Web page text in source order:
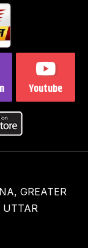
GREATER
UTTAR
Youtube